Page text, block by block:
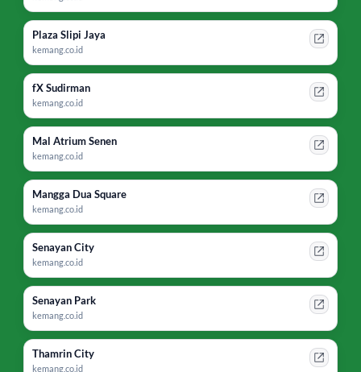
Plaza Slipi Jaya
kemang.co.id
fX Sudirman
kemang.co.id
Mal Atrium Senen
kemang.co.id
Mangga Dua Square
kemang.co.id
Senayan City
kemang.co.id
Senayan Park
kemang.co.id
Thamrin City
kemang.co.id